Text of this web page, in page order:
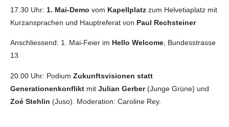
17.30 Uhr: 1. Mai-Demo vom Kapellplatz zum Helvetiaplatz mit
Kurzansprachen und Hauptreferat von Paul Rechsteiner
Anschliessend: 1. Mai-Feier im Hello Welcome, Bundesstrasse
13
20.00 Uhr: Podium Zukunftsvisionen statt
Generationenkonflikt mit Julian Gerber (Junge Grüne) und
Zoé Stehlin (Juso). Moderation: Caroline Rey.